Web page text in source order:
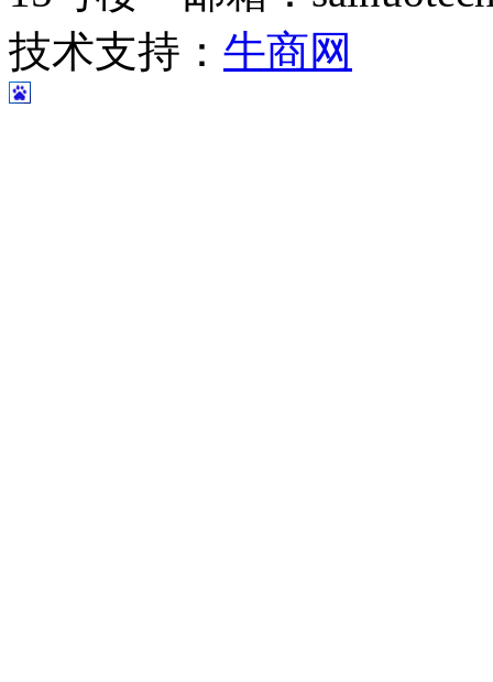
技术支持： 牛商网